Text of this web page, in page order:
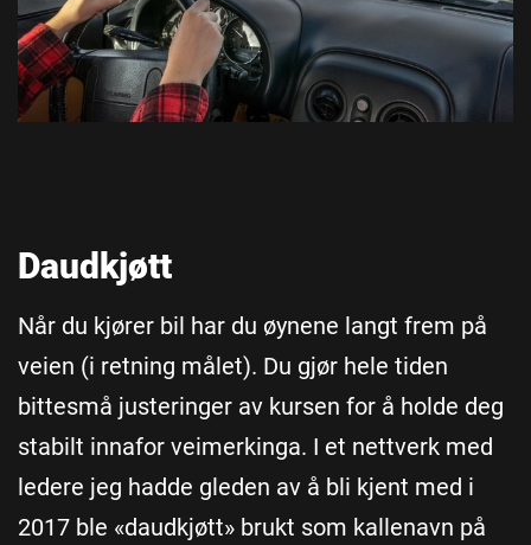
Daudkjøtt
Når du kjører bil har du øynene langt frem på
veien (i retning målet). Du gjør hele tiden
bittesmå justeringer av kursen for å holde deg
stabilt innafor veimerkinga. I et nettverk med
ledere jeg hadde gleden av å bli kjent med i
2017 ble «daudkjøtt» brukt som kallenavn på